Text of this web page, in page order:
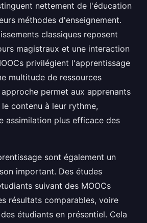
nettement de l'éducation
méthodes d'enseignement.
classiques reposent
magistraux et une interaction
privilégient l'apprentissage
multitude de ressources
permet aux apprenants
contenu à leur rythme,
assimilation plus efficace des
sont également un
important. Des études
suivant des MOOCs
résultats comparables, voire
étudiants en présentiel. Cela